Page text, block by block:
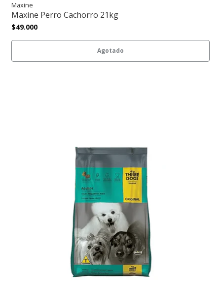
Maxine
Maxine Perro Cachorro 21kg
$49.000
Agotado